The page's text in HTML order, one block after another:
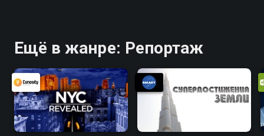
Ещё в жанре: Репортаж